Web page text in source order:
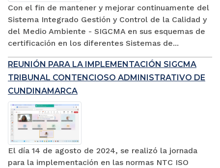
Con el fin de mantener y mejorar continuamente del
Sistema Integrado Gestión y Control de la Calidad y
del Medio Ambiente - SIGCMA en sus esquemas de
certificación en los diferentes Sistemas de...
REUNIÓN PARA LA IMPLEMENTACIÓN SIGCMA
TRIBUNAL CONTENCIOSO ADMINISTRATIVO DE
CUNDINAMARCA
El día 14 de agosto de 2024, se realizó la jornada
para la implementación en las normas NTC ISO